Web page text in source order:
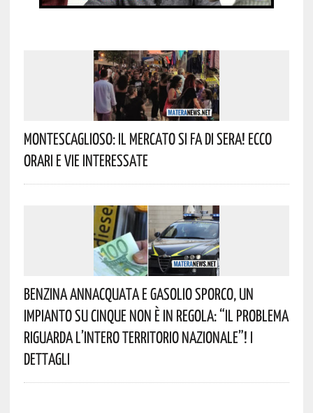
Montescaglioso: Il Mercato Si Fa Di Sera! Ecco
Orari E Vie Interessate
Benzina Annacquata E Gasolio Sporco, Un
Impianto Su Cinque Non È In Regola: “il Problema
Riguarda L’intero Territorio Nazionale”! I
Dettagli